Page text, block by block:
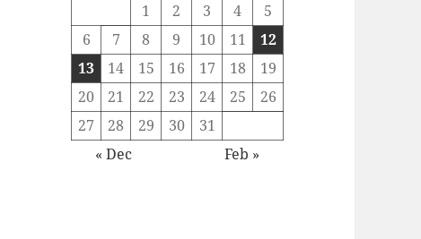
1
2 3 4
5
6
7 8 9 10 11
12
13
14 15 16 17 18
19
20
21 22 23 24 25
26
27
28 29 30
31
« Dec
Feb »